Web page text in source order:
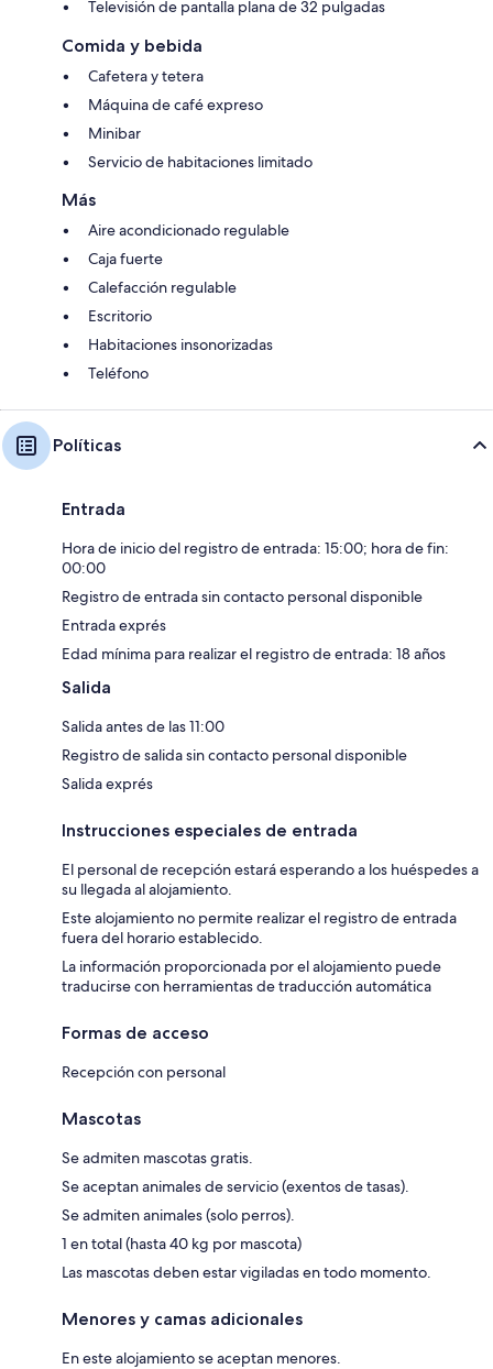
Televisión de pantalla plana de 32 pulgadas
Comida y bebida
Cafetera y tetera
Máquina de café expreso
Minibar
Servicio de habitaciones limitado
Más
Aire acondicionado regulable
Caja fuerte
Calefacción regulable
Escritorio
Habitaciones insonorizadas
Teléfono
Políticas
Entrada
Hora de inicio del registro de entrada: 15:00; hora de fin:
00:00
Registro de entrada sin contacto personal disponible
Entrada exprés
Edad mínima para realizar el registro de entrada: 18 años
Salida
Salida antes de las 11:00
Registro de salida sin contacto personal disponible
Salida exprés
Instrucciones especiales de entrada
El personal de recepción estará esperando a los huéspedes a
su llegada al alojamiento.
Este alojamiento no permite realizar el registro de entrada
fuera del horario establecido.
La información proporcionada por el alojamiento puede
traducirse con herramientas de traducción automática
Formas de acceso
Recepción con personal
Mascotas
Se admiten mascotas gratis.
Se aceptan animales de servicio (exentos de tasas).
Se admiten animales (solo perros).
1 en total (hasta 40 kg por mascota)
Las mascotas deben estar vigiladas en todo momento.
Menores y camas adicionales
En este alojamiento se aceptan menores.